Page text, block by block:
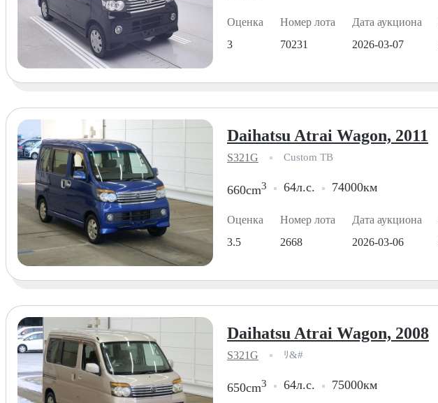
Оценка
3
Номер лота
70231
Дата аукциона
2026-03-07
Daihatsu Atrai Wagon, 2011
S321G Custom TB
660cm3 64л.с. 74000км
Оценка
3.5
Номер лота
2668
Дата аукциона
2026-03-06
Daihatsu Atrai Wagon, 2008
S321G ﾘ&#
650cm3 64л.с. 75000км